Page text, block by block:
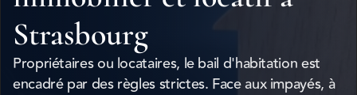
Strasbourg
Propriétaires ou locataires, le bail d'habitation est
encadré par des règles strictes. Face aux impayés, à